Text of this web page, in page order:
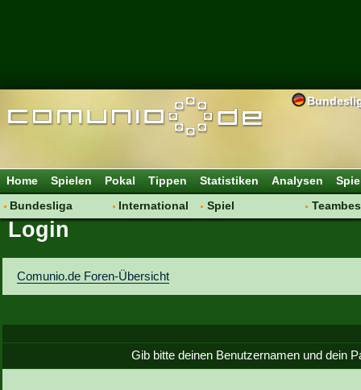
Home Spielen Pokal Tippen Statistiken Analysen
Bundesliga
Hot News
Spielanalyse
Vereinsdiskussion
International
Spiel
Login
Comunio.de Foren-Übersicht
Gib bitte deinen Benutzernamen und dein